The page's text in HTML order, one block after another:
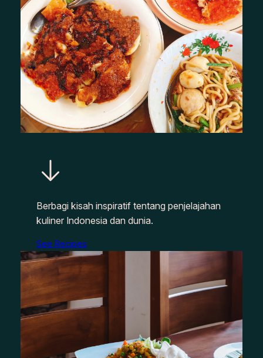
Berbagi kisah inspiratif tentang penjelajahan
kuliner Indonesia dan dunia.
See Recipes